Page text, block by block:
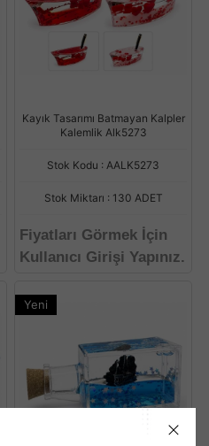
Kayık Tasarımı Batmayan Kalpler
Kalemlik Alk5273
Stok Kodu : AALK5273
Stok Miktarı : 130 ADET
Fiyatları Görmek İçin
Kullanıcı Girişi Yapınız.
Yeni